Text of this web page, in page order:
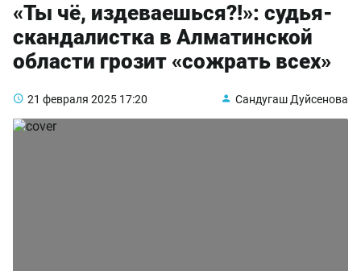
«Ты чё, издеваешься?!»: судья-
скандалистка в Алматинской
области грозит «сожрать всех»
21 февраля 2025 17:20 Сандугаш Дуйсенова